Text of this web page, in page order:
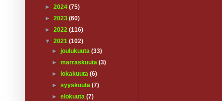
► 2024 (75)
► 2023 (60)
► 2022 (116)
▼ 2021 (102)
►joulukuuta(33)
►marraskuuta(3)
►
lokakuuta(6)
►syyskuuta(7)
►elokuuta(7)